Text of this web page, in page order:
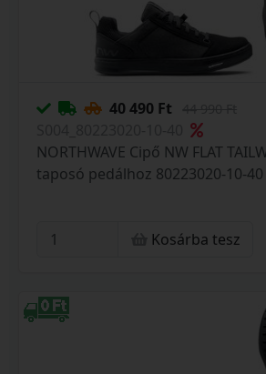
40 490 Ft
NORTHWAVE Cipő NW FLAT
taposó pedálhoz 80223020-10-40
Kosárba tesz